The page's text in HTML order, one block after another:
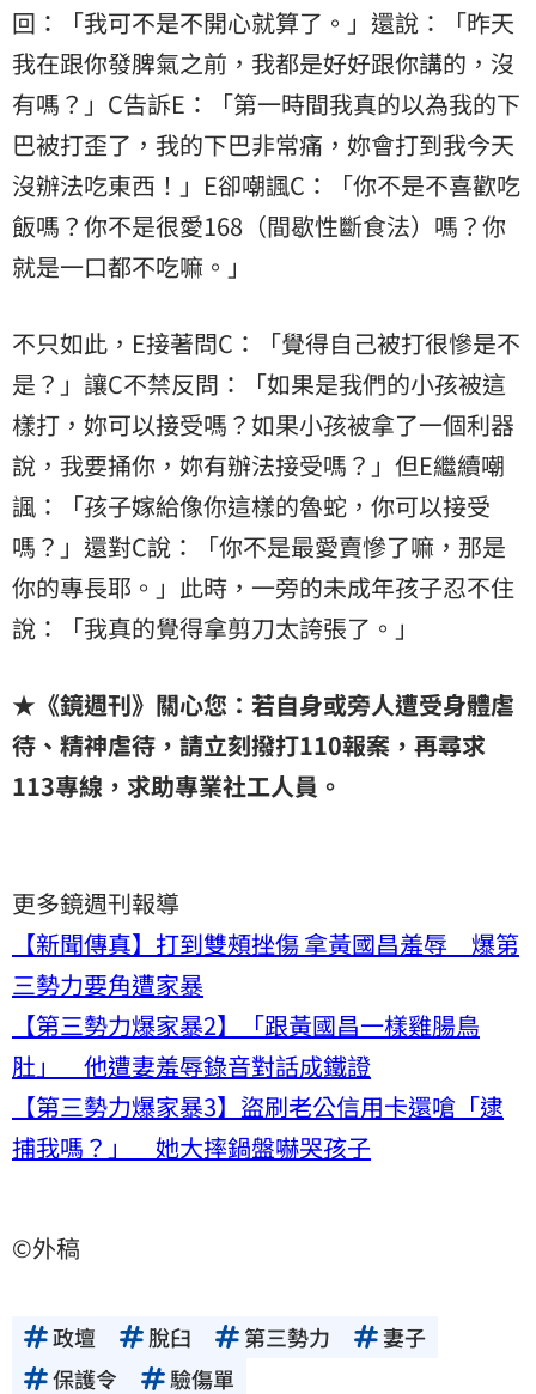
回：「我可不是不開心就算了。」還說：「昨天
我在跟你發脾氣之前，我都是好好跟你講的，沒
有嗎？」C告訴E：「第一時間我真的以為我的下
巴被打歪了，我的下巴非常痛，妳會打到我今天
沒辦法吃東西！」E卻嘲諷C：「你不是不喜歡吃
飯嗎？你不是很愛168（間歇性斷食法）嗎？你
就是一口都不吃嘛。」
不只如此，E接著問C：「覺得自己被打很慘是不
是？」讓C不禁反問：「如果是我們的小孩被這
樣打，妳可以接受嗎？如果小孩被拿了一個利器
說，我要捅你，妳有辦法接受嗎？」但E繼續嘲
諷：「孩子嫁給像你這樣的魯蛇，你可以接受
嗎？」還對C說：「你不是最愛賣慘了嘛，那是
你的專長耶。」此時，一旁的未成年孩子忍不住
說：「我真的覺得拿剪刀太誇張了。」
★《鏡週刊》關心您：若自身或旁人遭受身體虐
待、精神虐待，請立刻撥打110報案，再尋求
113專線，求助專業社工人員。
更多鏡週刊報導
【新聞傳真】打到雙頰挫傷 拿黃國昌羞辱 爆第
三勢力要角遭家暴
【第三勢力爆家暴2】「跟黃國昌一樣雞腸鳥
肚」 他遭妻羞辱錄音對話成鐵證
【第三勢力爆家暴3】盜刷老公信用卡還嗆「逮
捕我嗎？」 她大摔鍋盤嚇哭孩子
©外稿
政壇 脫臼 第三勢力
妻子
保護令
驗傷單